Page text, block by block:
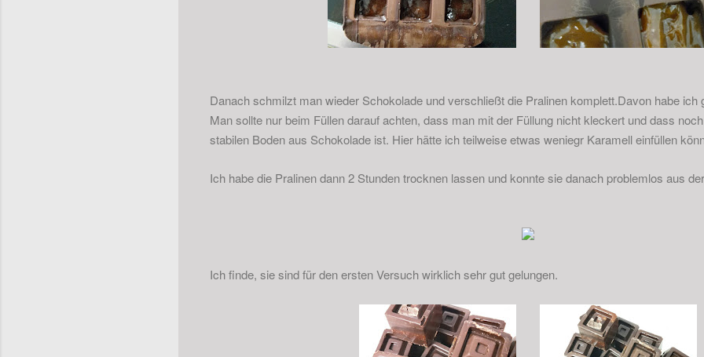
Danach schmilzt man wieder Schokolade und verschließt die Pralinen komplett.Davon habe ich
Man sollte nur beim Füllen darauf achten, dass man mit der Füllung nicht kleckert und dass
stabilen Boden aus Schokolade ist. Hier hätte ich teilweise etwas weniegr Karamell einfüllen
Ich habe die Pralinen dann 2 Stunden trocknen lassen und konnte sie danach problemlos aus
Ich finde, sie sind für den ersten Versuch wirklich sehr gut gelungen.